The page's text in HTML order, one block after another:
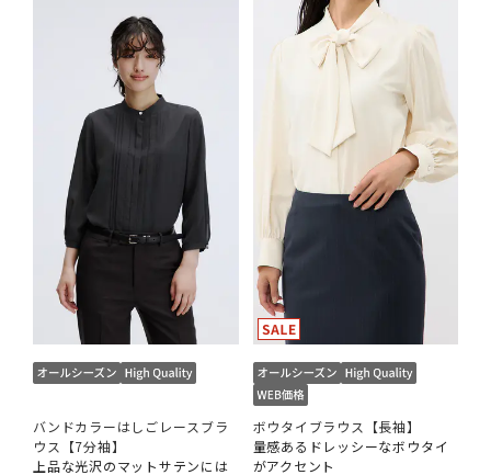
バンドカラーはしごレースブラ
ウス【7分袖】
上品な光沢のマットサテンには
ボウタイブラウス【長袖】
量感あるドレッシーなボウタイ
がアクセント